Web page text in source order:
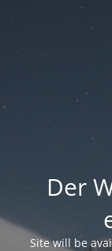
Der
Site will be